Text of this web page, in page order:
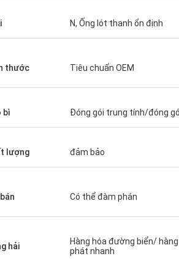
N, Ống lót thanh ổn định
thước Tiêu chuẩn OEM
bì Đóng gói trung tính/đóng
lượng đảm bảo
Có thể đàm phán
hải
Hàng hóa đường biển/
phát nhanh